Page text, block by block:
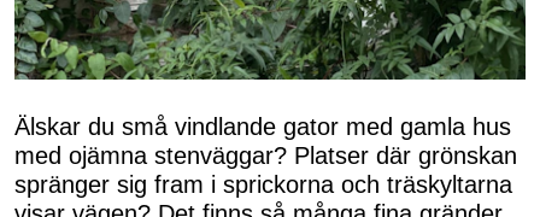
Älskar du små vindlande gator med gamla hus
med ojämna stenväggar? Platser där grönskan
spränger sig fram i sprickorna och träskyltarna